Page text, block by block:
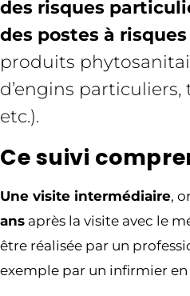
des risques
des postes à risques
produits
d’engins
etc.).
Ce suivi
Une visite intermédiaire,
ans après la visite avec le
être réalisée par un
exemple par un infirmier en